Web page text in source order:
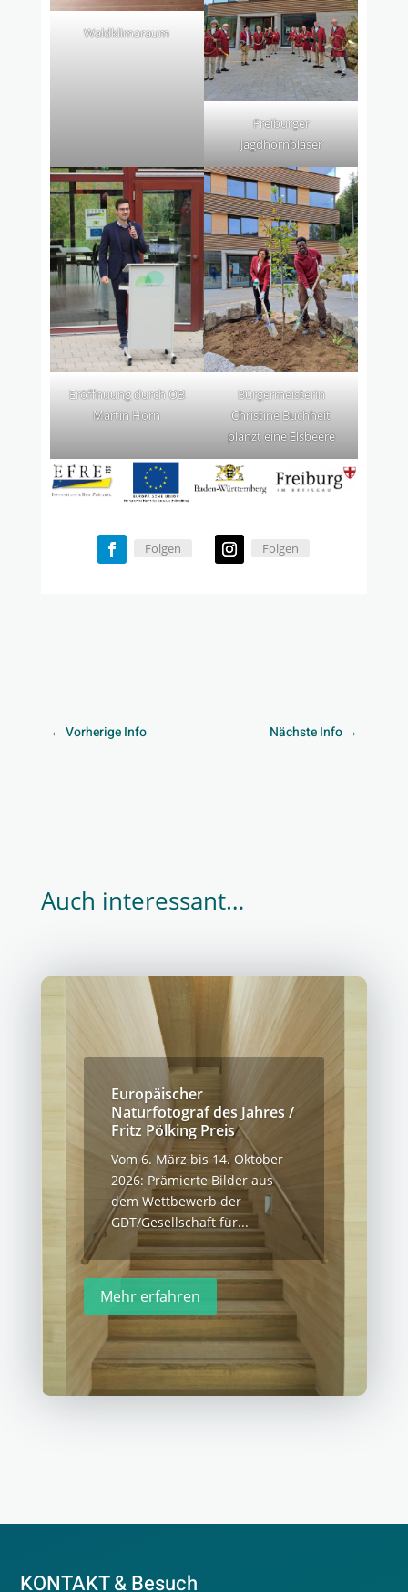
Waldklimaraum
Freiburger
Jagdhornbläser
Eröffnuung durch OB
Martin Horn
Bürgermeisterin
Christine Buchheit
planzt eine Elsbeere
Folgen Folgen
← Vorherige Info Nächste Info →
Auch interessant…
Europäischer
Naturfotograf des Jahres /
Fritz Pölking Preis
Vom 6. März bis 14. Oktober
2026: Prämierte Bilder aus
dem Wettbewerb der
GDT/Gesellschaft für...
Mehr erfahren
KONTAKT & Besuch